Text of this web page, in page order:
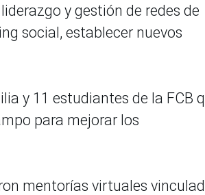
y gestión de redes de
social, establecer nuevos
y 11 estudiantes de la FCB
para mejorar los
mentorías virtuales